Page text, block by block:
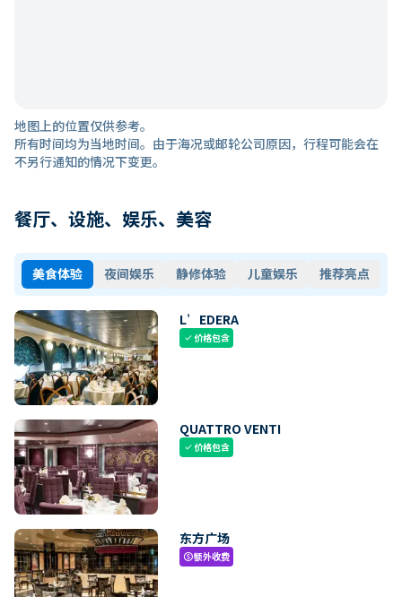
地图上的位置仅供参考。
所有时间均为当地时间。由于海况或邮轮公司原因，行程可能会在
不另行通知的情况下变更。
餐厅、设施、娱乐、美容
美食体验 夜间娱乐 静修体验 儿童娱乐 推荐亮点
L’EDERA
check价格包含
QUATTRO VENTI
check价格包含
东方广场
paid额外收费